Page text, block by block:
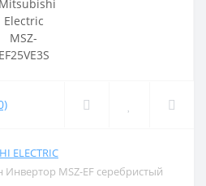
ELECTRIC
Инвертор MSZ-EF серебристый